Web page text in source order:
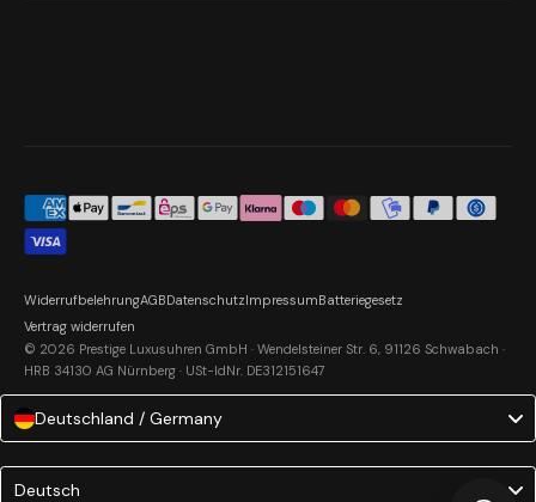
© 2026 Prestige Luxusuhren GmbH · Wendelsteiner Str. 6, 91126 Schwabach ·
HRB 34130 AG Nürnberg · USt-IdNr. DE312151647
WiderrufbelehrungAGBDatenschutzImpressumBatteriegesetz
Vertrag widerrufen
Deutschland / Germany
Language
Deutsch